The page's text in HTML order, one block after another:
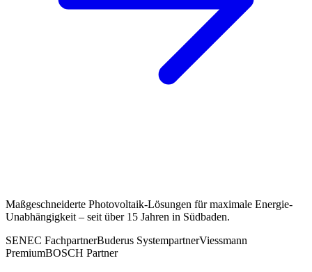
Maßgeschneiderte Photovoltaik-Lösungen für maximale Energie-
Unabhängigkeit – seit über 15 Jahren in Südbaden.
SENEC FachpartnerBuderus SystempartnerViessmann
PremiumBOSCH Partner